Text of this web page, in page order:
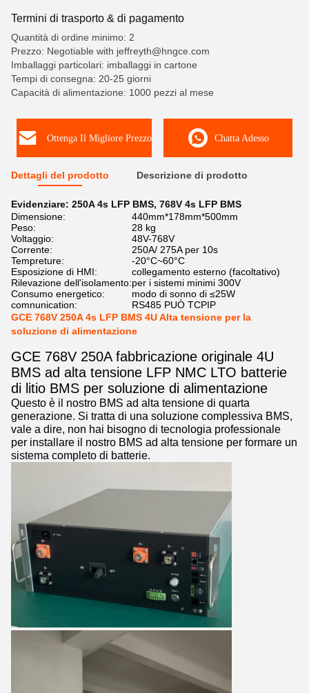
Termini di trasporto & di pagamento
Quantità di ordine minimo: 2
Prezzo: Negotiable with jeffreyth@hngce.com
Imballaggi particolari: imballaggi in cartone
Tempi di consegna: 20-25 giorni
Capacità di alimentazione: 1000 pezzi al mese
Ottenga Il Migliore Prezzo Chatta Adesso
Dettagli del prodotto Descrizione di prodotto
Evidenziare: 250A 4s LFP BMS, 768V 4s LFP BMS
Dimensione:
440mm*178mm*500mm
Peso:
28 kg
Voltaggio:
48V-768V
Corrente:
250A/ 275A per 10s
Tempreture:
-20°C~60°C
Esposizione di HMI:
collegamento esterno (facoltativo)
Rilevazione dell'isolamento:per i sistemi minimi 300V
Consumo energetico:
modo di sonno di ≤25W
comnunication:
RS485 PUÒ TCPIP
GCE 768V 250A 4s LFP BMS 4U Alta tensione per la
soluzione di alimentazione
GCE 768V 250A fabbricazione originale 4U
BMS ad alta tensione LFP NMC LTO batterie
di litio BMS per soluzione di alimentazione
Questo è il nostro BMS ad alta tensione di quarta
generazione. Si tratta di una soluzione complessiva BMS,
vale a dire, non hai bisogno di tecnologia professionale
per installare il nostro BMS ad alta tensione per formare un
sistema completo di batterie.